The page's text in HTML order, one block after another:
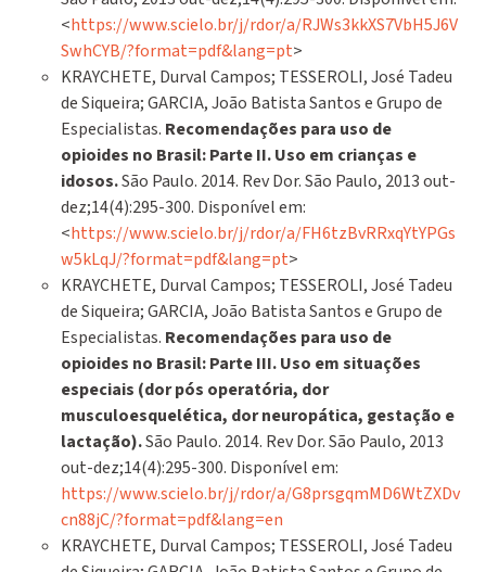
<https://www.scielo.br/j/rdor/a/RJWs3kkXS7VbH5J6V
SwhCYB/?format=pdf&lang=pt>
KRAYCHETE, Durval Campos; TESSEROLI, José Tadeu
de Siqueira; GARCIA, João Batista Santos e Grupo de
Especialistas. Recomendações para uso de
opioides no Brasil: Parte II. Uso em crianças e
idosos.São Paulo. 2014. Rev Dor. São Paulo, 2013 out-
dez;14(4):295-300. Disponível em:
<https://www.scielo.br/j/rdor/a/FH6tzBvRRxqYtYPGs
w5kLqJ/?format=pdf&lang=pt>
KRAYCHETE, Durval Campos; TESSEROLI, José Tadeu
de Siqueira; GARCIA, João Batista Santos e Grupo de
Especialistas. Recomendações para uso de
opioides no Brasil: Parte III. Uso em situações
especiais (dor pós operatória, dor
musculoesquelética, dor neuropática, gestação e
lactação).São Paulo. 2014. Rev Dor. São Paulo, 2013
out-dez;14(4):295-300. Disponível em:
https://www.scielo.br/j/rdor/a/G8prsgqmMD6WtZXDv
cn88jC/?format=pdf&lang=en
KRAYCHETE, Durval Campos; TESSEROLI, José Tadeu